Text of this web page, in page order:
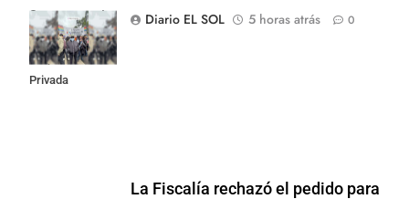
Congreso contra
la Ley de
Propiedad
Privada
Diario EL SOL
5 horas atrás 0
La Fiscalía rechazó el pedido para